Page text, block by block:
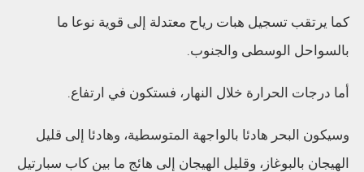
كما يرتقب تسجيل هبات رياح معتدلة إلى قوية نوعا ما
بالسواحل الوسطى والجنوب.
أما درجات الحرارة خلال النهار، فستكون في ارتفاع.
وسيكون البحر هادئا بالواجهة المتوسطية، وهادئا إلى قليل
الهيجان بالبوغاز، وقليل الهيجان إلى هائج ما بين كاب سبارتيل